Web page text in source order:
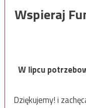
Wspieraj
W lipcu
Dziękujemy! i